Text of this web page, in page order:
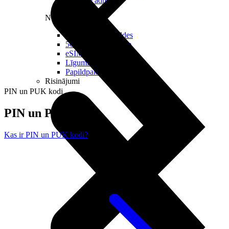
Noderīgi
Jautājumi un atbildes
5G pārklājuma karte
eSIM tehnoloģija
Līgumi un noteikumi
Papildpakalpojumi
Risinājumi
PIN un PUK kodi
PIN un PUK kodi
Kas ir PIN un PUK kodi?